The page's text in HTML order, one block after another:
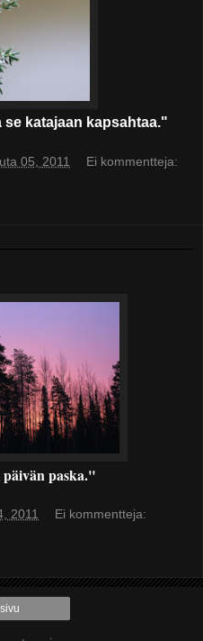
katajaan kapsahtaa."
05, 2011 Ei kommentteja:
paska."
2011 Ei kommentteja: